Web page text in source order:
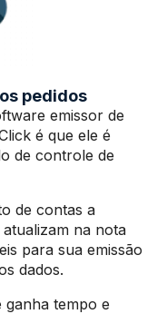
pedidos
emissor de
é que ele é
de controle de
de contas a
na nota
para sua emissão
dados.
ganha tempo e